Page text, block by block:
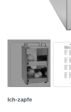
Ich-zapfe